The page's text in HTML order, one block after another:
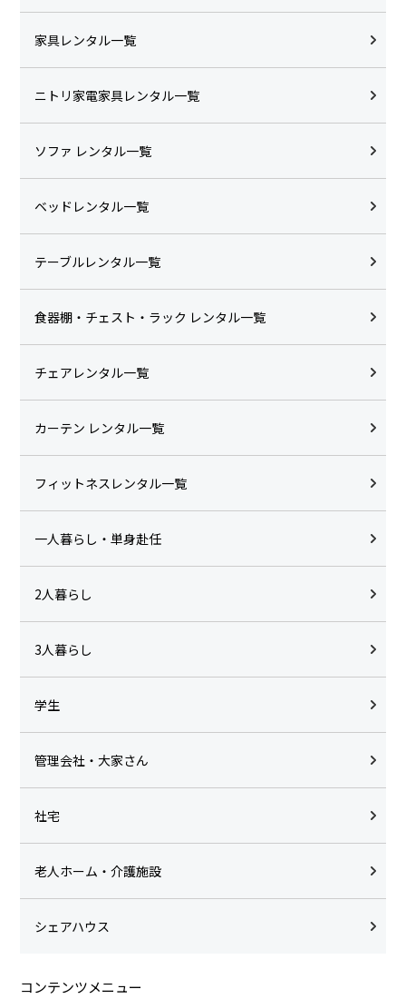
家具レンタル一覧
ニトリ家電家具レンタル一覧
ソファ レンタル一覧
ベッドレンタル一覧
テーブルレンタル一覧
食器棚・チェスト・ラック レンタル一覧
チェアレンタル一覧
カーテン レンタル一覧
フィットネスレンタル一覧
一人暮らし・単身赴任
2人暮らし
3人暮らし
学生
管理会社・大家さん
社宅
老人ホーム・介護施設
シェアハウス
コンテンツメニュー